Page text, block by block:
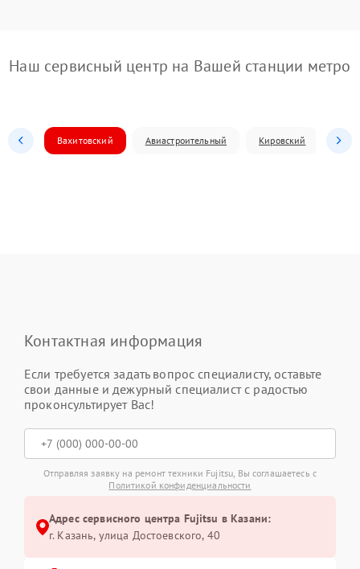
Наш сервисный центр на Вашей станции метро
Вахитовский Авиастроительный Кировский
Контактная информация
Если требуется задать вопрос специалисту, оставьте
свои данные и дежурный специалист с радостью
проконсультирует Вас!
Отправляя заявку на ремонт техники Fujitsu, Вы соглашаетесь с
Политикой конфиденциальности
Адрес сервисного центра Fujitsu в Казани:
г. Казань, улица Достоевского, 40